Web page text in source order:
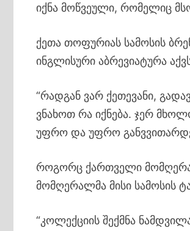
იქნა მოწვეული, რომელიც
ქეთა თოფურიას სამოსის
ინგლისური აბრევიატურა
“რადგან ვარ ქეთევანი,
ვნახოთ რა იქნება. ჯერ
უფრო და უფრო
როგორც ქართველი
მომღერალმა მისი სამოსის
“კოლექციის შექმნა